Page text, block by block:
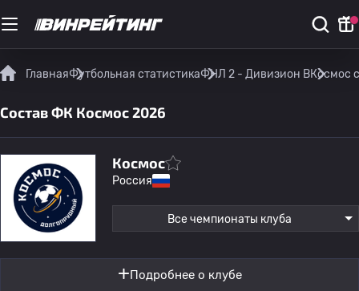
ГлавнаяФутбольная статистикаФНЛ 2 - Дивизион BКосмос
Состав ФК Космос 2026
Космос
Россия
Все чемпионаты клуба
Подробнее о клубе